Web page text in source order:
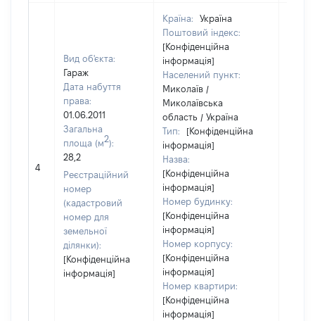
4
Вид об'єкта:
Гараж
Дата набуття
права:
01.06.2011
Загальна
площа (м2):
28,2
Реєстраційний
номер
(кадастровий
номер для
земельної
ділянки):
[Конфіденційна
інформація]
Країна:
Україна
Поштовий індекс:
[Конфіденційна
інформація]
Населений пункт:
Миколаїв /
Миколаївська
область / Україна
Тип:
[Конфіденційна
інформація]
Назва:
[Конфіденційна
інформація]
Номер будинку:
[Конфіденційна
інформація]
Номер корпусу:
[Конфіденційна
інформація]
Номер квартири:
[Конфіденційна
інформація]